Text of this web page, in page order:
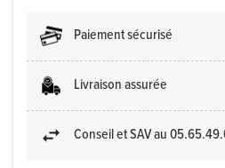
Paiement sécurisé
Livraison assurée
Conseil et SAV au